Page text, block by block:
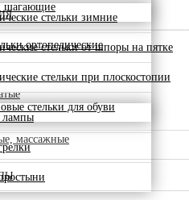
шагающие
ортопедические
стельки зимние
стельки от шпоры на пятке
стельки при плоскостопии
стельки для обуви
лампы
массажные